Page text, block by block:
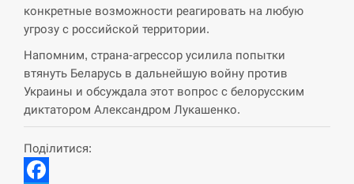
СЕРПЕНЬ
США обсуждают лицензии на Patriot для
Украины, несмотря на сомнения…
СЕРПЕНЬ
12:40
конкретные возможности реагировать на любую
угрозу с российской территории.
Напомним, страна-агрессор усилила попытки
втянуть Беларусь в дальнейшую войну против
Украины и обсуждала этот вопрос с белорусским
диктатором Александром Лукашенко.
Поділитися: